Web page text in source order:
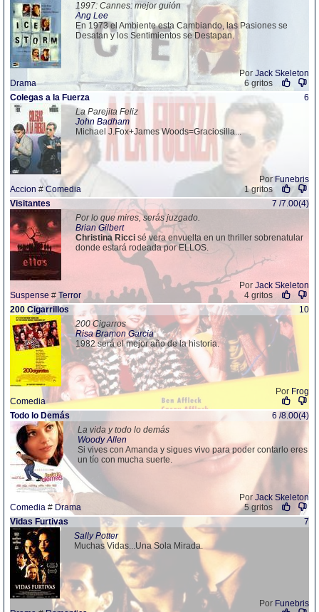
1997: Cannes: mejor guión
Ang Lee
En 1973 el Ambiente esta Cambiando, las Pasiones se
Desatan y los Sentimientos se Destapan.
Por Jack Skeleton
Drama
6 gritos
Colegas a la Fuerza
6
La Parejita Feliz
John Badham
Michael J.Fox+James Woods=Graciosilla...
Por Funebris
Accion #Comedia
1 gritos
Visitantes
7 /7.00(4)
Por lo que mires, serás juzgado.
Brian Gilbert
Christina Ricci sé vera envuelta en un thriller sobrenatular
donde estará rodeada por ELLOS.
Por Jack Skeleton
Suspense #Terror
4 gritos
200 Cigarrillos
10
200 Cigarros
Risa Bramon Garcia
1982 será el mejor año de la historia.
Por Frog
Comedia
Todo lo Demás
6 /8.00(4)
La vida y todo lo demás
Woody Allen
Si vives con Amanda y sigues vivo para poder contarlo eres
un tío con mucha suerte.
Por Jack Skeleton
Comedia # Drama
5 gritos
Vidas Furtivas
7
Sally Potter
Muchas Vidas...Una Sola Mirada.
Por Funebris